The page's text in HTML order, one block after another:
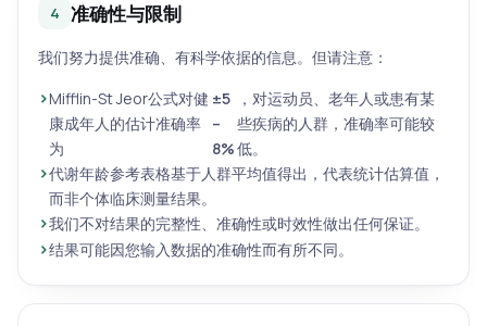
4 准确性与限制
我们努力提供准确、有科学依据的信息。但请注意：
Mifflin-St Jeor公式对健
康成年人的估计准确率
为
±5
–
8%
，对运动员、老年人或患有某
些疾病的人群，准确率可能较
低。
代谢年龄参考表格基于人群平均值得出，代表统计估算值，
而非个体临床测量结果。
我们不对结果的完整性、准确性或时效性做出任何保证。
结果可能因您输入数据的准确性而有所不同。